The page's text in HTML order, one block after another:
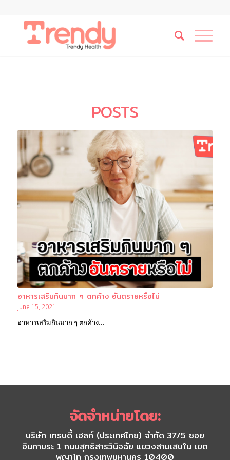
POSTS
อาหารเสริมกินมาก ๆ ตกค้าง อันตรายหรือไม่
June 15, 2021
อาหารเสริมกินมาก ๆ ตกค้าง…
จัดจำหน่ายโดย:
บริษัท เทรนดี้ เฮลท์ (ประเทศไทย) จำกัด 37/5 ซอย
อินทามระ 1 ถนนสุทธิสารวินิจฉัย แขวงสามเสนใน เขต
พญาไท กรุงเทพมหานคร 10400